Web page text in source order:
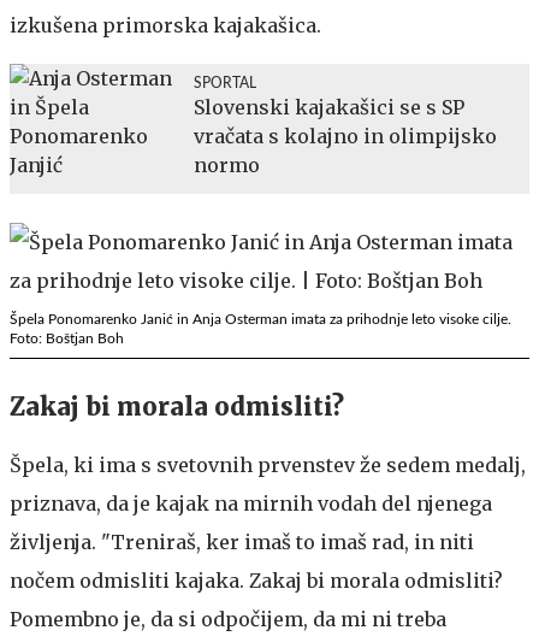
izkušena primorska kajakašica.
SPORTAL
Slovenski kajakašici se s SP
vračata s kolajno in olimpijsko
normo
Špela Ponomarenko Janić in Anja Osterman imata za prihodnje leto visoke cilje.
Foto: Boštjan Boh
Zakaj bi morala odmisliti?
Špela, ki ima s svetovnih prvenstev že sedem medalj,
priznava, da je kajak na mirnih vodah del njenega
življenja. "Treniraš, ker imaš to imaš rad, in niti
nočem odmisliti kajaka. Zakaj bi morala odmisliti?
Pomembno je, da si odpočijem, da mi ni treba